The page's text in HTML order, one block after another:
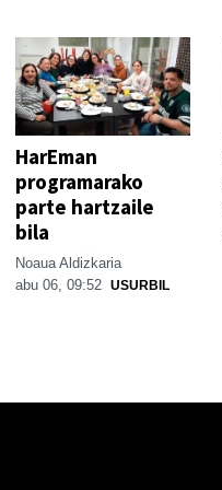
HarEman
programarako
parte hartzaile
bila
Noaua Aldizkaria
abu 06, 09:52 USURBIL